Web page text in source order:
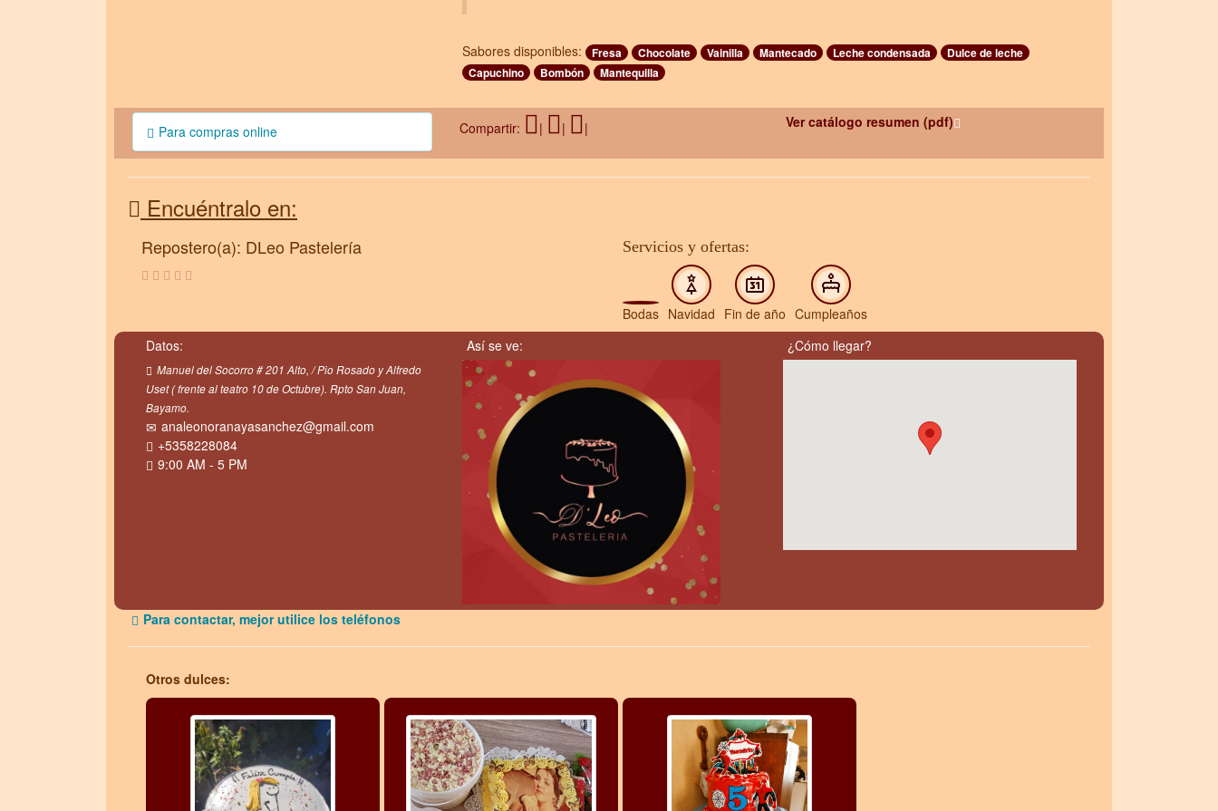
Sabores disponibles: Fresa Chocolate Vainilla Mantecado Leche condensada
Dulce de leche
Capuchino
Bombón Mantequilla
Para compras online Compartir: | | | Ver catálogo resumen (pdf)
Encuéntralo en:
Repostero(a): DLeo Pastelería Servicios y ofertas:
Bodas Navidad Fin de año Cumpleaños
Datos:
Manuel del Socorro # 201 Alto, / Pio Rosado y Alfredo
Uset ( frente al teatro 10 de Octubre). Rpto San Juan,
Bayamo.
analeonoranayasanchez@gmail.com
+5358228084
9:00 AM - 5 PM
Así se ve: ¿Cómo llegar?
Para contactar, mejor utilice los teléfonos
Otros dulces: